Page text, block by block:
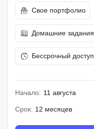
Свое портфолио
Домашние задания
Бессрочный доступ
Начало: 11 августа
Срок: 12 месяцев